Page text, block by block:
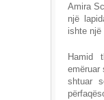
Amira
një
ishte një
Hamid
emëruar
shtuar